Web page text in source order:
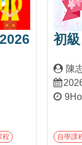
程
初
陳
自學課